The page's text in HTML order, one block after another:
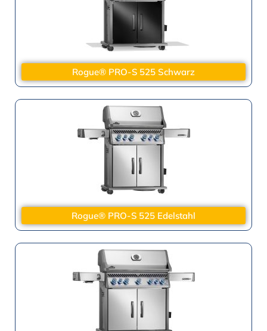
Rogue® PRO-S 525 Schwarz
Rogue® PRO-S 525 Edelstahl